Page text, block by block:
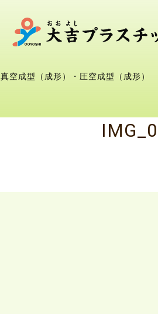
真空成型（成形）・圧空成型（成形）